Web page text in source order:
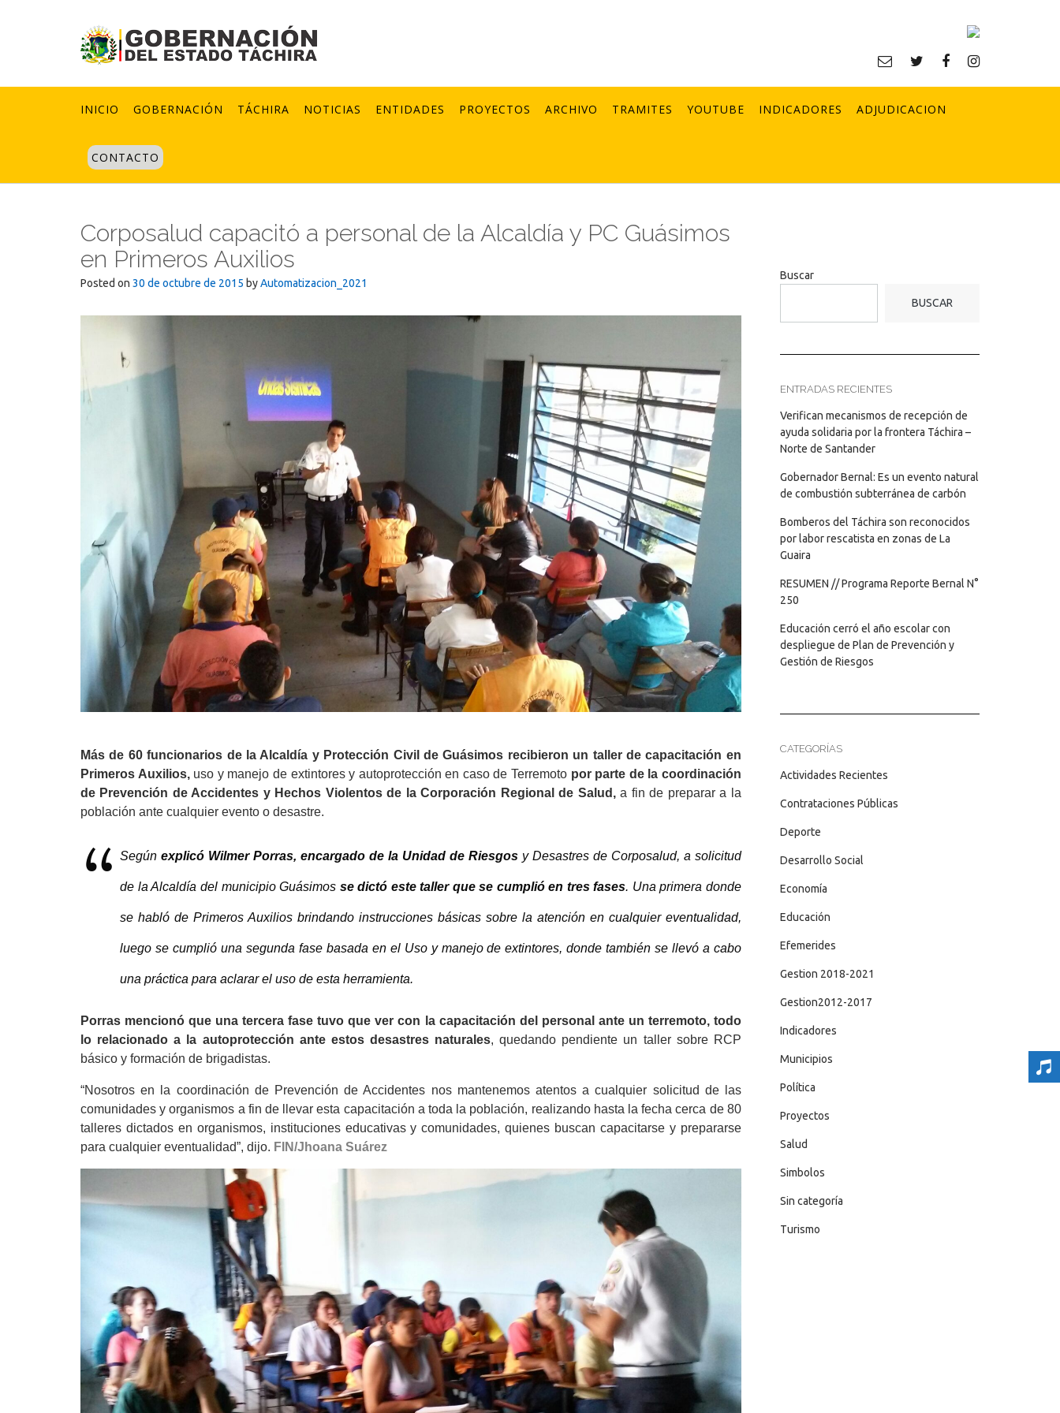
INICIO GOBERNACIÓN TÁCHIRA NOTICIAS ENTIDADES PROYECTOS ARCHIVO TRAMITES YOUTUBE INDICADORES ADJUDICACION
CONTACTO
Corposalud capacitó a personal de la Alcaldía y PC Guásimos
en Primeros Auxilios
Posted on 30 de octubre de 2015 byAutomatizacion_2021
Más de 60 funcionarios de la Alcaldía y Protección Civil de Guásimos recibieron un taller de capacitación en
Primeros Auxilios,uso y manejo de extintores y autoprotección en caso de Terremoto por parte de la coordinación
de Prevención de Accidentes y Hechos Violentos de la Corporación Regional de Salud,a fin de preparar a la
población ante cualquier evento o desastre.
Segúnexplicó Wilmer Porras, encargado de la Unidad de Riesgos y Desastres de Corposalud, a solicitud
de la Alcaldía del municipio Guásimos se dictó este taller que se cumplió en tres fases. Una primera donde
se habló de Primeros Auxilios brindando instrucciones básicas sobre la atención en cualquier eventualidad,
luego se cumplió una segunda fase basada en el Uso y manejo de extintores, donde también se llevó a cabo
una práctica para aclarar el uso de esta herramienta.
Porras mencionó que una tercera fase tuvo que ver con la capacitación del personal ante un terremoto, todo
lo relacionado a la autoprotección ante estos desastres naturales, quedando pendiente un taller sobre RCP
básico y formación de brigadistas.
“Nosotros en la coordinación de Prevención de Accidentes nos mantenemos atentos a cualquier solicitud de las
comunidades y organismos a fin de llevar esta capacitación a toda la población, realizando hasta la fecha cerca de 80
talleres dictados en organismos, instituciones educativas y comunidades, quienes buscan capacitarse y prepararse
para cualquier eventualidad”, dijo. FIN/Jhoana Suárez
Buscar
BUSCAR
ENTRADAS RECIENTES
Verifican mecanismos de recepción de
ayuda solidaria por la frontera Táchira –
Norte de Santander
Gobernador Bernal: Es un evento natural
de combustión subterránea de carbón
Bomberos del Táchira son reconocidos
por labor rescatista en zonas de La
Guaira
RESUMEN // Programa Reporte Bernal N°
250
Educación cerró el año escolar con
despliegue de Plan de Prevención y
Gestión de Riesgos
CATEGORÍAS
Actividades Recientes
Contrataciones Públicas
Deporte
Desarrollo Social
Economía
Educación
Efemerides
Gestion 2018-2021
Gestion2012-2017
Indicadores
Municipios
Política
Proyectos
Salud
Simbolos
Sin categoría
Turismo